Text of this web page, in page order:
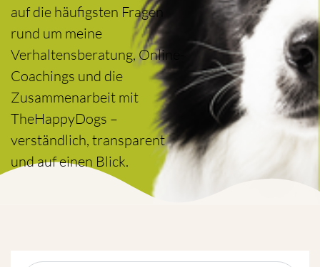
auf die häufigsten Fragen
rund um meine
Verhaltensberatung, Online-
Coachings und die
Zusammenarbeit mit
TheHappyDogs –
verständlich, transparent
und auf einen Blick.